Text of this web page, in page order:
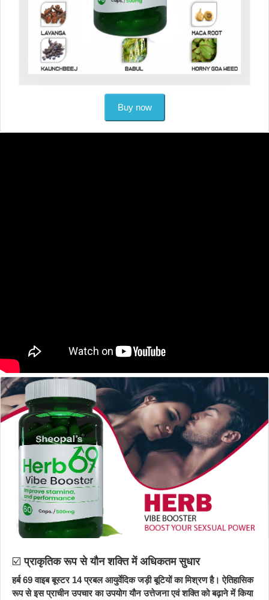
Buy now
☑️प्राकृतिक रूप से यौन शक्ति में अधिकतम सुधार
हर्ब 69 वाइब बूस्टर 14 प्रबल आयुर्वेदिक जड़ी बूटियों का मिश्रण है। ऐतिहासिक
रूप से इस प्राचीन उपचार का उपयोग यौन उत्तेजना एवं शक्ति को बढ़ाने में किया